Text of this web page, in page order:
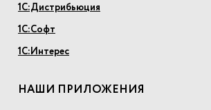
1С:Дистрибьюция
1С:Софт
1С:Интерес
НАШИ ПРИЛОЖЕНИЯ